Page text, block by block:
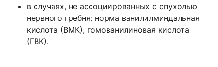
в случаях, не ассоциированных с опухолью
нервного гребня: норма ванилилминдальная
кислота (ВМК), гомованилиновая кислота
(ГВК).